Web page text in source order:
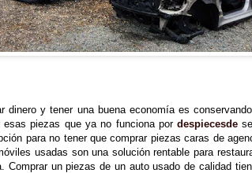
dinero y tener una buena economía es
esas piezas que ya no funciona pordespiecesde
para no tener que comprar piezas caras de
usadas son una solución rentable para
Comprar un piezas de un auto usado de calidad